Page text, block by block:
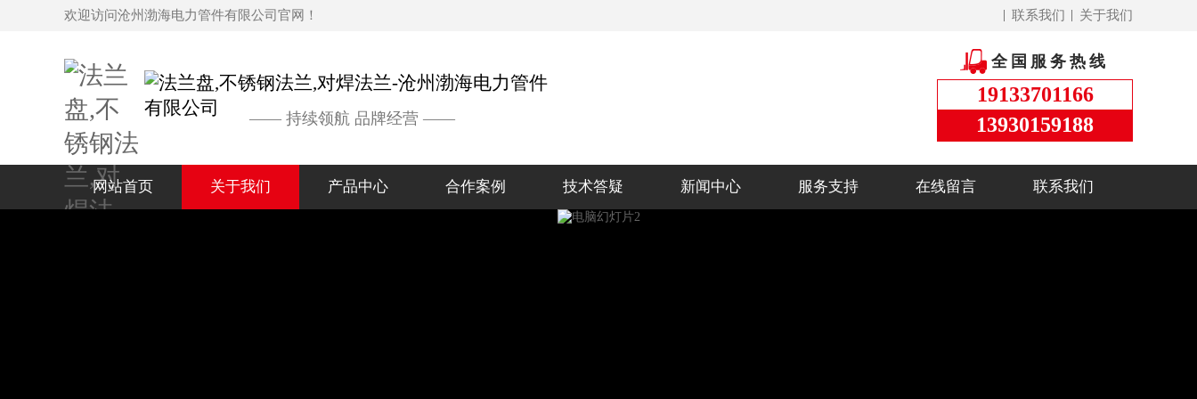
欢迎访问沧州渤海电力管件有限公司官网！ 关于我们
联系我们
—— 持续领航 品牌经营 ——
全国服务热线
19133701166
13930159188
网站首页 关于我们 产品中心 合作案例 技术答疑 新闻中心 服务支持 在线留言 联系我们